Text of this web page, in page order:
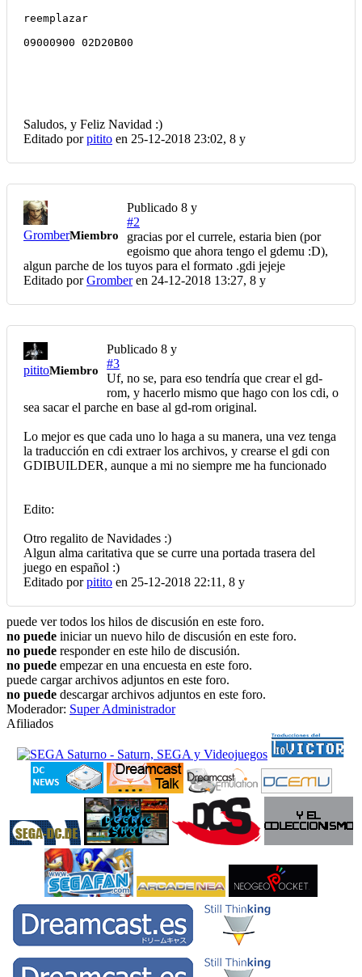
reemplazar
09000900 02D20B00
Saludos, y Feliz Navidad :)
Editado porpitito en 25-12-2018 23:02, 8 y
GromberMiembro
Publicado 8 y
#2
gracias por el currele, estaria bien (por
egoismo que ahora tengo el gdemu :D),
algun parche de los tuyos para el formato .gdi jejeje
Editado porGromberen 24-12-2018 13:27, 8 y
pititoMiembro
Publicado 8 y
#3
Uf, no se, para eso tendría que crear el gd-
rom, y hacerlo mismo que hago con los cdi, o
sea sacar el parche en base al gd-rom original.
Lo mejor es que cada uno lo haga a su manera, una vez tenga
la traducción en cdi extraer los archivos, y crearse el gdi con
GDIBUILDER, aunque a mi no siempre me ha funcionado
Edito:
Otro regalito de Navidades :)
Algun alma caritativa que se curre una portada trasera del
juego en español :)
Editado porpitito en 25-12-2018 22:11, 8 y
puede ver todos los hilos de discusión en este foro.
no puede iniciar un nuevo hilo de discusión en este foro.
no puede responder en este hilo de discusión.
no puede empezar en una encuesta en este foro.
puede cargar archivos adjuntos en este foro.
no puede descargar archivos adjuntos en este foro.
Moderador: Super Administrador
Afiliados